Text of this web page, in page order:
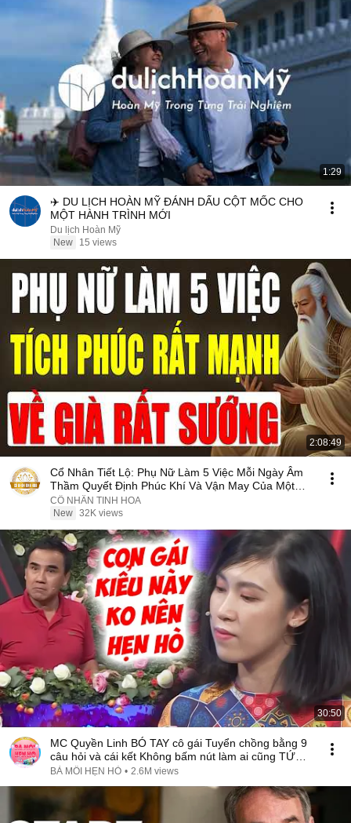
1:29
✈️ DU LỊCH HOÀN MỸ ĐÁNH DẤU CỘT MỐC CHO
MỘT HÀNH TRÌNH MỚI
Du lịch Hoàn Mỹ
New
15 views
2:08:49
Cổ Nhân Tiết Lộ: Phụ Nữ Làm 5 Việc Mỗi Ngày Âm
Thầm Quyết Định Phúc Khí Và Vận May Của Một
Đời
CỔ NHÂN TINH HOA
New 32K views
30:50
MC Quyền Linh BÓ TAY cô gái Tuyển chồng bằng 9
câu hỏi và cái kết Không bấm nút làm ai cũng TỨC
GIẬN
BÀ MỐI HẸN HÒ • 2.6M views